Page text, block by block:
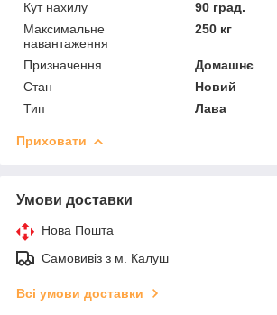
Кут нахилу
90 град.
Максимальне
навантаження
250 кг
Призначення
Домашнє
Стан
Новий
Тип
Лава
Приховати
Умови доставки
Нова Пошта
Самовивіз з м. Калуш
Всі умови доставки